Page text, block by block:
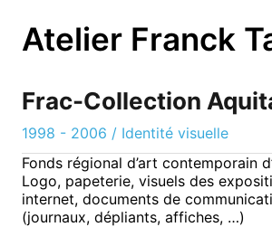
Atelier Franck
Frac-Collection
1998 - 2006 / Identité visuelle
Fonds régional d’art contemporain
Logo, papeterie, visuels des
internet, documents de
(journaux, dépliants, affiches, …)